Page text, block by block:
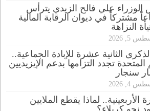
الوزراء علي فالح الزيدي يترأس
مشتركاً في ديوان الرقابة المالية
النزاهة
5, 2026
الثانية عشرة للإبادة الجماعية..
المتحدة تجدد التزامها بدعم الإيزيديين
سنجار
4, 2026
الأربعينية.. لماذا يقطع الملايين